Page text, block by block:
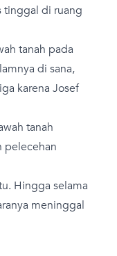
tinggal di ruang
tanah pada
di sana,
karena Josef
tanah
pelecehan
Hingga selama
meninggal